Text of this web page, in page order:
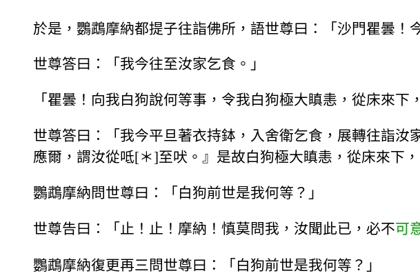
於是，鸚鵡摩納都提子往詣佛所，語世尊曰：「沙門瞿曇！
世尊答曰：「我今往至汝家乞食。」
「瞿曇！向我白狗說何等事，令我白狗極大瞋恚，從床來下
世尊答曰：「我今平旦著衣持鉢，入舍衛乞食，展轉往詣
應爾，謂汝從呧[＊]至吠。』是故白狗極大瞋恚，從床來下，
鸚鵡摩納問世尊曰：「白狗前世是我何等？」
世尊告曰：「止！止！摩納！慎莫問我，汝聞此已，必不可
鸚鵡摩納復更再三問世尊曰：「白狗前世是我何等？」